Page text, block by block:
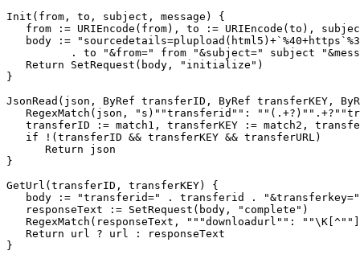
Init(from, to, subject, message) {
from := URIEncode(from), to := URIEncode(to),
body :=
. to "&from=" from "&subject=" subject
   Return SetRequest(body, "initialize")
}
JsonRead(json, ByRef transferID, ByRef transferKEY,
RegexMatch(json, "s)""transferid"":
transferID := match1, transferKEY := match2,
   if !(transferID && transferKEY && transferURL)
      Return json
}
GetUrl(transferID, transferKEY) {
body := "transferid=" . transferid .
   responseText := SetRequest(body, "complete")
RegexMatch(responseText, """downloadurl"":
   Return url ? url : responseText
}